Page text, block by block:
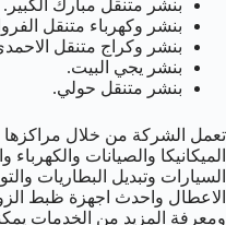
بنشر متنقل مبارك الكبير.
بنشر وكهرباء متنقل
بنشر وكراج متنقل
بنشر يجي البيت.
بنشر متنقل حولي.
تعمل الشركة من خلال مراكزها
الميكانيكا والصيانات
السيارات وتبديل البطاريات
الاعطال واحدث اجهزة ظبط
ومعرفة المزيد من الخدمات